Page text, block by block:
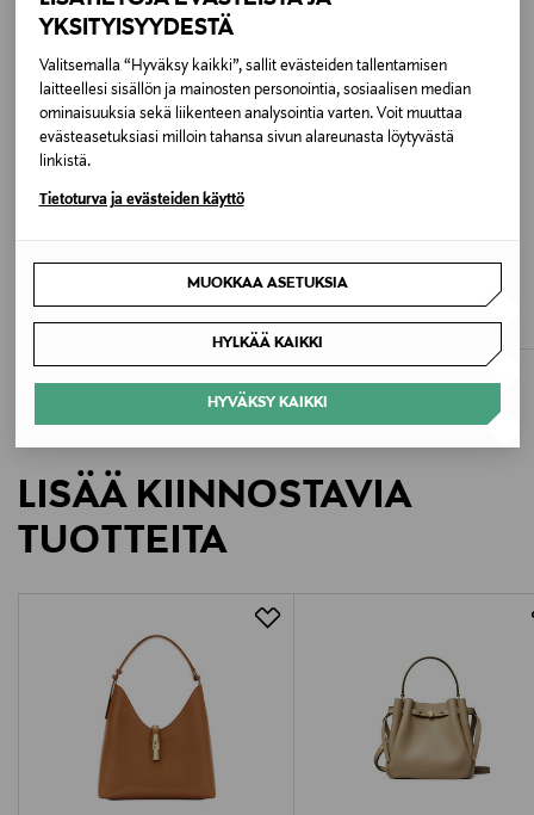
YKSITYISYYDESTÄ
Valitsemalla “Hyväksy kaikki”, sallit evästeiden tallentamisen
laitteellesi sisällön ja mainosten personointia, sosiaalisen median
ominaisuuksia sekä liikenteen analysointia varten. Voit muuttaa
evästeasetuksiasi milloin tahansa sivun alareunasta löytyvästä
linkistä.
Tietoturva ja evästeiden käyttö
MUOKKAA ASETUKSIA
HYLKÄÄ KAIKKI
HYVÄKSY KAIKKI
Messinki, hartsi, sinkkiseos, teräs
Väri
B4/RED
ONE
CER94
Valmistaja
Valmistajan osoite
Paasheuvelweg 17, 1105 BE Amsterdam, Netherlands
Coach, laukunkoriste, avaimenperä, koru, asuste
Goccia M Hobo -laukku
Original Price
TORY BURCH
Romy Bucket -laukku
Original Price
LISÄÄ KIINNOSTAVIA
TUOTTEITA